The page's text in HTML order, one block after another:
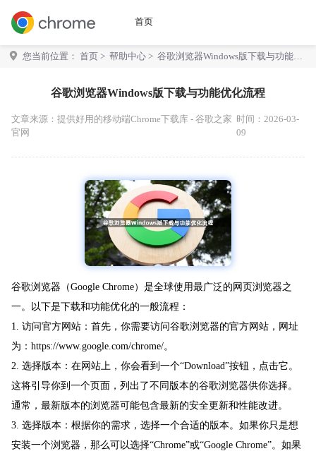
首页
您当前位置： 首页 > 帮助中心 > 谷歌浏览器Windows版下载与功能优
谷歌浏览器Windows版下载与功能优化流程
文章来源： 提供好用的移动端Chrome下载库 - 谷歌之家
官网
时间：2026-03-
09
谷歌浏览器（Google Chrome）是全球使用最广泛的网页浏览器之
一。以下是下载和功能优化的一般流程：
1. 访问官方网站：首先，你需要访问谷歌浏览器的官方网站，网址
为：https://www.google.com/chrome/。
2. 选择版本：在网站上，你会看到一个“Download”按钮，点击它。
这将引导你到一个页面，列出了不同版本的谷歌浏览器供你选择。
通常，最新版本的浏览器可能包含最新的安全更新和性能改进。
3. 选择版本：根据你的需求，选择一个合适的版本。如果你只是想
安装一个浏览器，那么可以选择“Chrome”或“Google Chrome”。如果